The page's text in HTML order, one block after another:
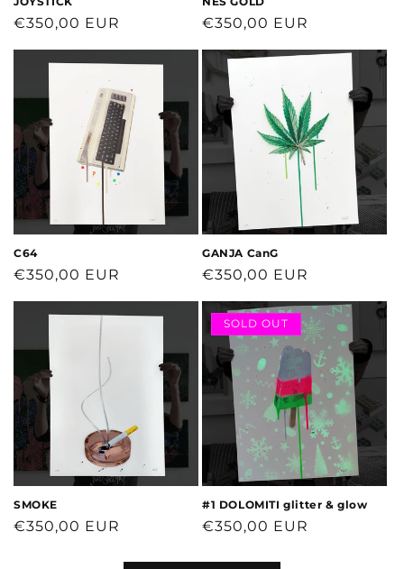
Normaler
€350,00 EUR
Normaler
€350,00 EUR
C64
Normaler
€350,00 EUR
GANJA CanG
Normaler
€350,00 EUR
SMOKE
Normaler
€350,00 EUR
SOLD OUT
#1 DOLOMITI glitter & glow
Normaler
€350,00 EUR